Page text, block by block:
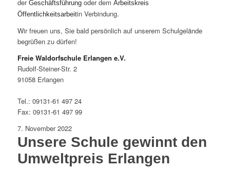
der Geschäftsführungoder dem Arbeitskreis
Öffentlichkeitsarbeitin Verbindung.
Wir freuen uns, Sie bald persönlich auf unserem Schulgelände
begrüßen zu dürfen!
Freie Waldorfschule Erlangen e.V.
Rudolf-Steiner-Str. 2
91058 Erlangen
Tel.: 09131-61 497 24
Fax: 09131-61 497 99
7. November 2022
Unsere Schule gewinnt den
Umweltpreis Erlangen